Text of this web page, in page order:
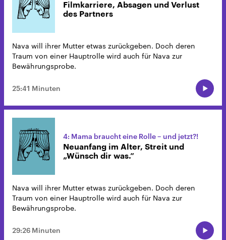
Filmkarriere, Absagen und Verlust
des Partners
Nava will ihrer Mutter etwas zurückgeben. Doch deren
Traum von einer Hauptrolle wird auch für Nava zur
Bewährungsprobe.
25:41 Minuten
4: Mama braucht eine Rolle – und jetzt?!
Neuanfang im Alter, Streit und
„Wünsch dir was.”
Nava will ihrer Mutter etwas zurückgeben. Doch deren
Traum von einer Hauptrolle wird auch für Nava zur
Bewährungsprobe.
29:26 Minuten